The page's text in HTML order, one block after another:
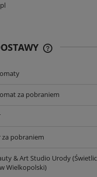
za pobraniem
pobraniem
& Art Studio Urody
Wielkopolski)